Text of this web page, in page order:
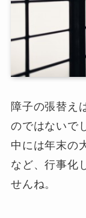
障子の張替え
のではないで
中には年末の
など、行事化
せんね。